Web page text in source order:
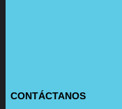
CONTÁCTANOS